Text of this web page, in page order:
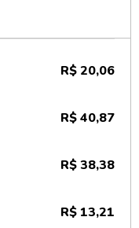
R$ 20,06
R$ 40,87
R$ 38,38
R$ 13,21